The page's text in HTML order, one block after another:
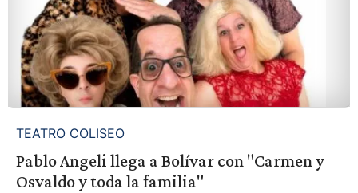
TEATRO COLISEO
Pablo Angeli llega a Bolívar con "Carmen y
Osvaldo y toda la familia"